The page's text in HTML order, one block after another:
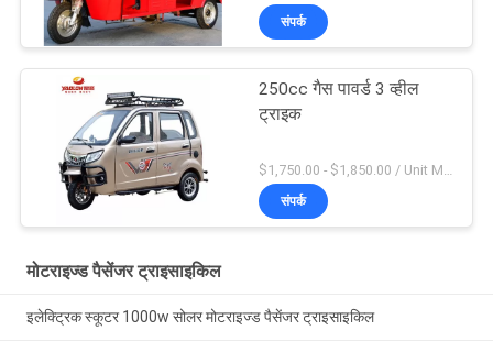
संपर्क
250cc गैस पावर्ड 3 व्हील
ट्राइक
संपर्क
मोटराइज्ड पैसेंजर ट्राइसाइकिल
इलेक्ट्रिक स्कूटर 1000w सोलर मोटराइज्ड पैसेंजर ट्राइसाइकिल